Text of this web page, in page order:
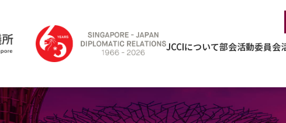
JCCIについて部会活動委員会